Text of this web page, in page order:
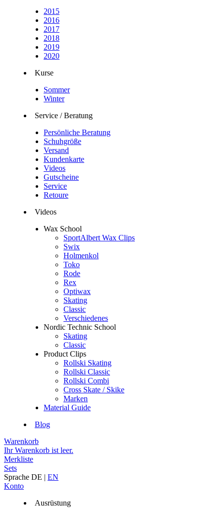
2015
2016
2017
2018
2019
2020
Kurse
Sommer
Winter
Service / Beratung
Persönliche Beratung
Schuhgröße
Versand
Kundenkarte
Videos
Gutscheine
Service
Retoure
Videos
Wax School
SportAlbert Wax Clips
Swix
Holmenkol
Toko
Rode
Rex
Optiwax
Skating
Classic
Verschiedenes
Nordic Technic School
Skating
Classic
Product Clips
Rollski Skating
Rollski Classic
Rollski Combi
Cross Skate / Skike
Marken
Material Guide
Blog
Warenkorb
Ihr Warenkorb ist leer.
Merkliste
Sets
Sprache DE | EN
Konto
Ausrüstung